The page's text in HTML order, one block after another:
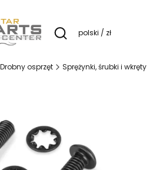
Otwórz wyszukiwarkę
polski / zł
Drobny osprzęt Sprężynki, śrubki i wkręty